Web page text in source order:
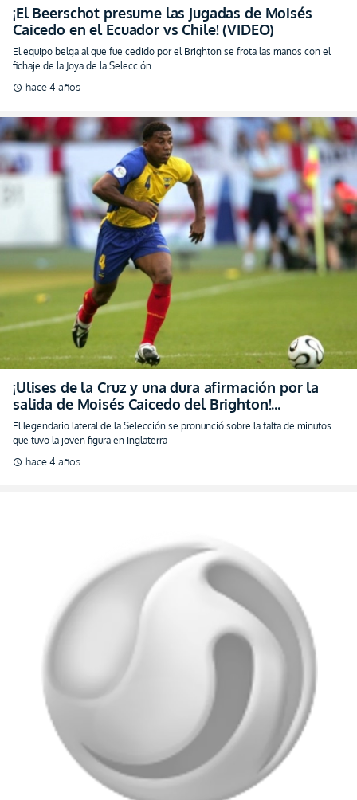
¡El Beerschot presume las jugadas de Moisés
Caicedo en el Ecuador vs Chile! (VIDEO)
El equipo belga al que fue cedido por el Brighton se frota las manos con el
fichaje de la Joya de la Selección
schedule hace 4 años
¡Ulises de la Cruz y una dura afirmación por la
salida de Moisés Caicedo del Brighton!
(ENTREVISTA)
El legendario lateral de la Selección se pronunció sobre la falta de minutos
que tuvo la joven figura en Inglaterra
schedule hace 4 años